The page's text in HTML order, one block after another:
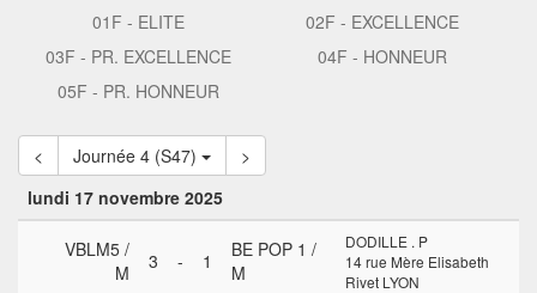
01F - ELITE
02F - EXCELLENCE
03F - PR. EXCELLENCE
04F - HONNEUR
05F - PR. HONNEUR
< Journée 4 (S47)
>
lundi 17 novembre 2025
VBLM5 /
M
3 - 1
BE POP 1 /
M
DODILLE . P
14 rue Mère Elisabeth
Rivet LYON